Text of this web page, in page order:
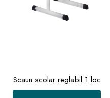
Scaun scolar reglabil 1 loc